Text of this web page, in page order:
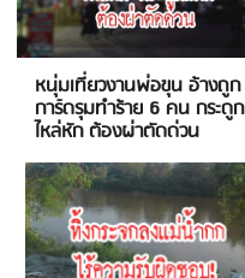
หนุ่มเที่ยวงานพ่อขุน อ้างถูก
การ์ดรุมทำร้าย 6 คน กระดูก
ไหล่หัก ต้องผ่าตัดด่วน